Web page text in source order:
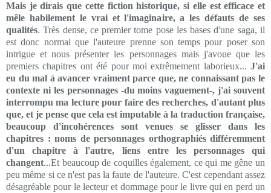
Mais je dirais que cette fiction historique, si elle est efficace et
mêle habilement le vrai et l'imaginaire, a les défauts de ses
qualités. Très dense, ce premier tome pose les bases d'une saga, il
est donc normal que l'auteure prenne son temps pour poser son
intrigue et nous présenter les personnages mais j'avoue que les
premiers chapitres ont été pour moi extrêmement laborieux... J'ai
eu du mal à avancer vraiment parce que, ne connaissant pas le
contexte ni les personnages -du moins vaguement-, j'ai souvent
interrompu ma lecture pour faire des recherches, d'autant plus
que, et je pense que cela est imputable à la traduction française,
beaucoup d'incohérences sont venues se glisser dans les
chapitres : noms de personnages orthographiés différemment
d'un chapitre à l'autre, liens entre les personnages qui
changent...Et beaucoup de coquilles également, ce qui me gêne un
peu même si ce n'est pas la faute de l'auteure. C'est cependant assez
désagréable pour le lecteur et dommage pour le livre qui en perd un